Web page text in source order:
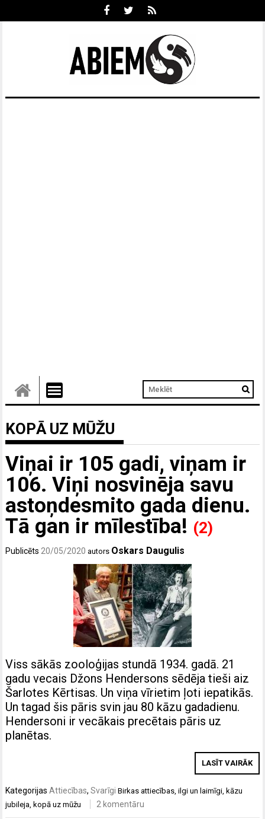
KOPĀ UZ MŪŽU
Viņai ir 105 gadi, viņam ir
106. Viņi nosvinēja savu
astoņdesmito gada dienu.
Tā gan ir mīlestība! (2)
Publicēts 20/05/2020 autors Oskars Daugulis
Viss sākās zooloģijas stundā 1934. gadā. 21
gadu vecais Džons Hendersons sēdēja tieši aiz
Šarlotes Kērtisas. Un viņa vīrietim ļoti iepatikās.
Un tagad šis pāris svin jau 80 kāzu gadadienu.
Hendersoni ir vecākais precētais pāris uz
planētas.
LASĪT VAIRĀK
KategorijasAttiecības,Svarīgi Birkasattiecības,ilgi un laimīgi, kāzu
jubileja, kopā uz mūžu 2 komentāru